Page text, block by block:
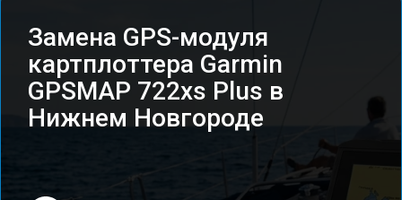
Замена GPS-модуля
картплоттера Garmin
GPSMAP 722xs Plus в
Нижнем Новгороде